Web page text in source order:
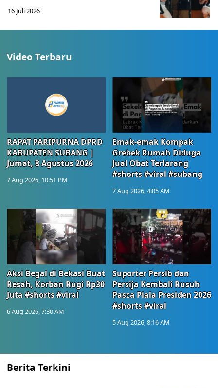
16 Juli 2026
Video Terbaru
RAPAT PARIPURNA DPRD
KABUPATEN SUBANG |
Jumat, 8 Agustus 2026
7 Aug 2026, 10:51 PM
Emak-emak Kompak
Grebek Rumah Diduga
Jual Obat Terlarang
#shorts #viral #subang
7 Aug 2026, 4:05 AM
Aksi Begal di Bekasi Buat
Resah, Korban Rugi Rp30
Juta #shorts #viral
6 Aug 2026, 7:30 AM
Suporter Persib dan
Persija Kembali Rusuh
Pasca Piala Presiden 2026
#shorts #viral
5 Aug 2026, 8:16 AM
Berita Terkini